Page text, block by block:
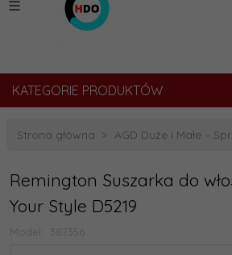
KATEGORIE PRODUKTÓW
Strona główna AGD Duże i Małe –
Remington Suszarka do
Your Style D5219
Model: 387356